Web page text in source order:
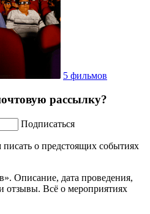
5 фильмов
рассылку?
Подписаться
о предстоящих событиях
Описание, дата проведения,
отзывы. Всё о мероприятиях